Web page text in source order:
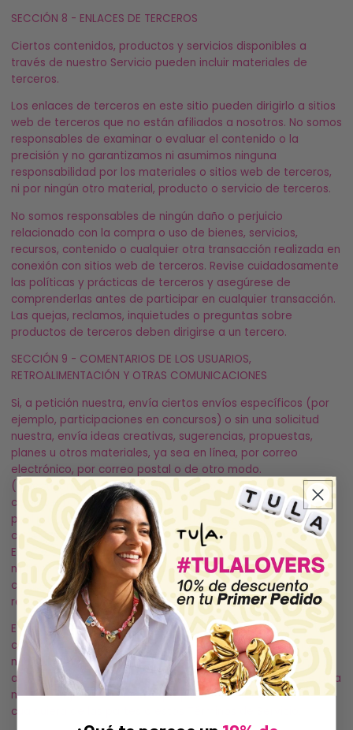
SECCIÓN 8 - ENLACES DE TERCEROS
Ciertos contenidos, productos y servicios disponibles a
través de nuestro Servicio pueden incluir materiales de
terceros.
Los enlaces de terceros en este sitio pueden dirigirlo a sitios
web de terceros que no están afiliados a nosotros. No somos
responsables de examinar o evaluar el contenido o la
precisión y no garantizamos ni asumimos ninguna
responsabilidad por los materiales o sitios web de terceros,
ni por ningún otro material, producto o servicio de terceros.
No somos responsables de ningún daño o perjuicio
relacionado con la compra o uso de bienes, servicios,
recursos, contenido o cualquier otra transacción realizada en
conexión con sitios web de terceros. Revise cuidadosamente
las políticas y prácticas de terceros y asegúrese de
comprenderlas antes de participar en cualquier transacción.
Las quejas, reclamos, inquietudes o preguntas sobre
productos de terceros deben dirigirse a un tercero.
SECCIÓN 9 - COMENTARIOS DE LOS USUARIOS,
RETROALIMENTACIÓN Y OTRAS COMUNICACIONES
Si, a petición nuestra, envía ciertos envíos específicos (por
ejemplo, participaciones en concursos) o sin una solicitud
nuestra, envía ideas creativas, sugerencias, propuestas,
planes u otros materiales, ya sea en línea, por correo
electrónico, por correo postal o de otro modo.
(colectivamente, 'comentarios'), usted acepta que, en
cualquier momento, sin restricción, editemos, copiemos,
publiquemos, distribuyamos, traduzcamos y utilicemos en
cualquier medio cualquier comentario que nos envíe.
Estamos y no tenemos ninguna obligación (1) de mantener
ningún comentario en confianza; (2) pagar una
compensación por cualquier comentario; o (3) para
responder a cualquier comentario.
Es posible que, aunque no tengamos la obligación de
controlar, editar o eliminar contenido que determinemos a
nuestra entera discreción, sean ilegales, ofensivos,
amenazantes, difamatorios, pornográfico, obsceno o de otra
manera objetable o viola la propiedad intelectual de
cualquiera de las partes o estos Términos de Servicio.